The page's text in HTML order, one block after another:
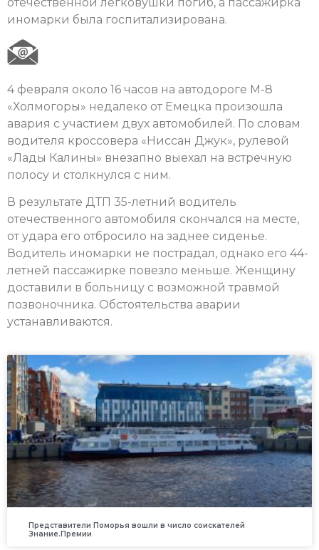
иномарки была госпитализирована.
4 февраля около 16 часов на автодороге М-8
«Холмогоры» недалеко от Емецка произошла
авария с участием двух автомобилей. По словам
водителя кроссовера «Ниссан Джук», рулевой
«Лады Калины» внезапно выехал на встречную
полосу и столкнулся с ним.
В результате ДТП 35-летний водитель
отечественного автомобиля скончался на месте,
от удара его отбросило на заднее сиденье.
Водитель иномарки не пострадал, однако его 44-
летней пассажирке повезло меньше. Женщину
доставили в больницу с возможной травмой
позвоночника. Обстоятельства аварии
устанавливаются.
Представители Поморья вошли в число соискателей
Знание.Премии